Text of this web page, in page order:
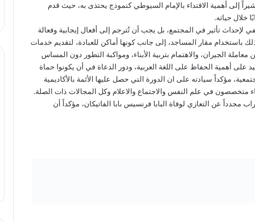
إلى أهمية الاقتداء بالإمام السيوطي كنموذج يحتذى به، حيث قدم
لإحداث تأثير في المجتمع، بل يجب أن تُترجم إلى أفعال إيجابية وفعالة
باستخدام مقار المساجد، إلى جانب كونها أماكن للعبادة، لتقديم خدمات
الجيران، والاهتمام بتربية الأبناء، ومواكبة التطور دون المساس
على أهمية الحفاظ على اللغة العربية، ودور الدعاة في أن يكونوا حماة
مؤكداً سيادته على ان الدورة التي حصل عليها الأئمة بالأكاديمية
متخصصون في علم النفس والاجتماع والاعلام وكل المجالات ذات الصلة.
مجدداً عن التعازي لوفاة البابا فرنسيس بابا الفاتيكان، مؤكداً أن